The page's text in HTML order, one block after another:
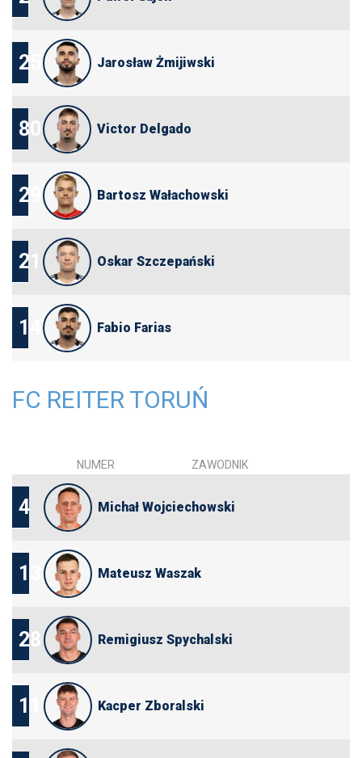
25 Jarosław Żmijiwski
80 Victor Delgado
29 Bartosz Wałachowski
21 Oskar Szczepański
14 Fabio Farias
FC REITER TORUŃ
NUMER ZAWODNIK
4 Michał Wojciechowski
13 Mateusz Waszak
28 Remigiusz Spychalski
11 Kacper Zboralski